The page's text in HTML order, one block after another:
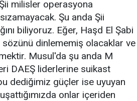
milisler operasyona
Şu anda Şii
biliyoruz. Eğer, Haşd El Şabi
sözünü dinlememiş olacaklar ve
Musul'da şu anda M
DAEŞ liderlerine suikast
dediğimiz güçler ise uyuyan
onlar içeriden